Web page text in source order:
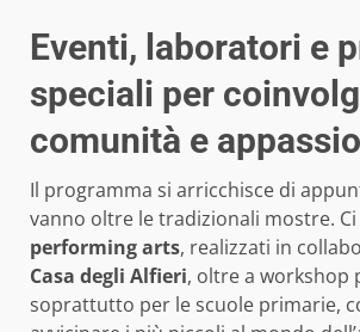
Eventi, laboratori e
speciali per
comunità e
Il programma si arricchisce di
vanno oltre le tradizionali mostre.
performing arts, realizzati in
Casa degli Alfieri, oltre a workshop
soprattutto per le scuole primarie,